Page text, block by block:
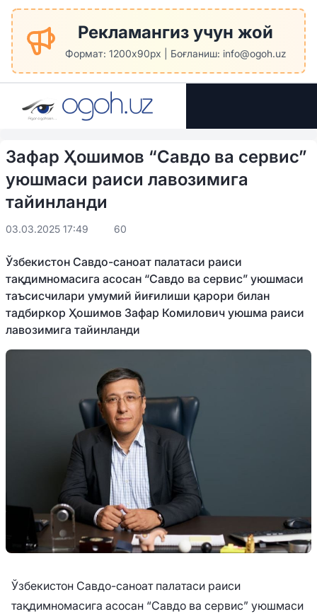
Рекламангиз учун жой
Формат: 1200x90px | Боғланиш: info@ogoh.uz
Зафар Ҳошимов “Савдо ва сервис”
уюшмаси раиси лавозимига
тайинланди
03.03.2025 17:49 60
Ўзбекистон Савдо-саноат палатаси раиси
тақдимномасига асосан “Савдо ва сервис” уюшмаси
таъсисчилари умумий йиғилиши қарори билан
тадбиркор Ҳошимов Зафар Комилович уюшма раиси
лавозимига тайинланди
Ўзбекистон Савдо-саноат палатаси раиси
тақдимномасига асосан “Савдо ва сервис” уюшмаси